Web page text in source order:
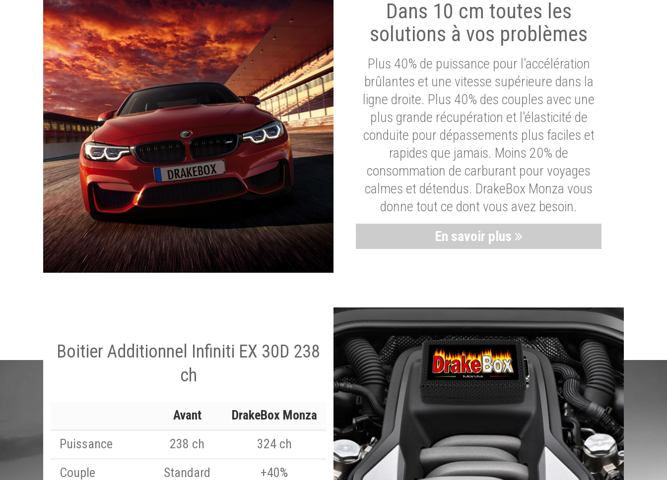
Dans 10 cm toutes les
solutions à vos problèmes
Plus 40% de puissance pour l'accélération
brûlantes et une vitesse supérieure dans la
ligne droite. Plus 40% des couples avec une
plus grande récupération et l'élasticité de
conduite pour dépassements plus faciles et
rapides que jamais. Moins 20% de
consommation de carburant pour voyages
calmes et détendus. DrakeBox Monza vous
donne tout ce dont vous avez besoin.
En savoir plus
Boitier Additionnel Infiniti EX 30D 238
ch
Avant
DrakeBox Monza
Puissance
238 ch
324 ch
Couple
Standard
+40%